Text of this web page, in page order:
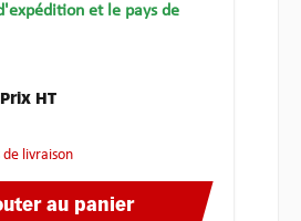
et le pays de
Prix HT
de livraison
au panier